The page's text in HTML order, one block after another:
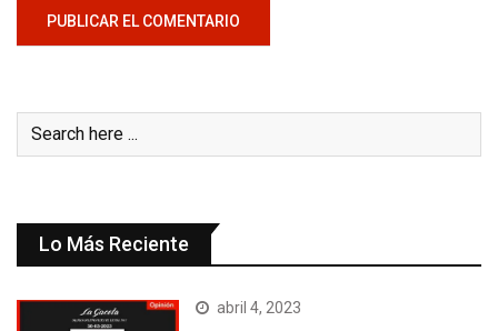
Lo Más Reciente
abril 4, 2023